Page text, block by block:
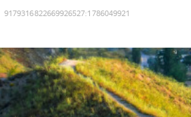
9179316822669926527:1786049921